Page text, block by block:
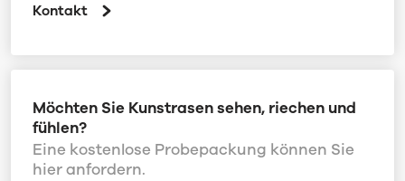
Kontakt
Möchten Sie Kunstrasen sehen, riechen und
fühlen?
Eine kostenlose Probepackung können Sie
hier anfordern.